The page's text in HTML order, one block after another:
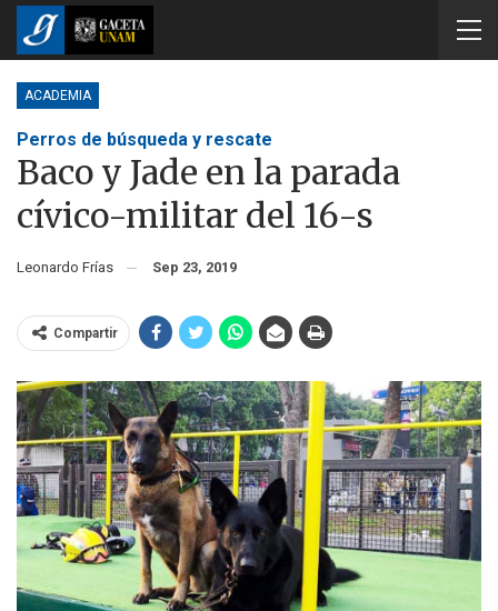
ACADEMIA
Perros de búsqueda y rescate
Baco y Jade en la parada
cívico-militar del 16-s
Leonardo Frías Sep 23, 2019
Compartir